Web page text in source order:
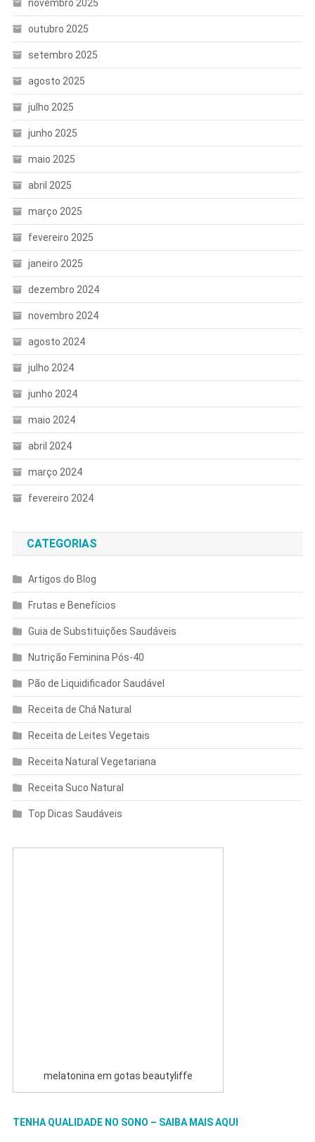
novembro 2025
outubro 2025
setembro 2025
agosto 2025
julho 2025
junho 2025
maio 2025
abril 2025
março 2025
fevereiro 2025
janeiro 2025
dezembro 2024
novembro 2024
agosto 2024
julho 2024
junho 2024
maio 2024
abril 2024
março 2024
fevereiro 2024
CATEGORIAS
Artigos do Blog
Frutas e Benefícios
Guia de Substituições Saudáveis
Nutrição Feminina Pós-40
Pão de Liquidificador Saudável
Receita de Chá Natural
Receita de Leites Vegetais
Receita Natural Vegetariana
Receita Suco Natural
Top Dicas Saudáveis
melatonina em gotas beautyliffe
TENHA QUALIDADE NO SONO – SAIBA MAIS AQUI